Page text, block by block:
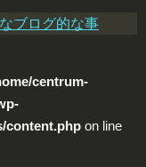
ブログ的な事
centrum-
content.php on line